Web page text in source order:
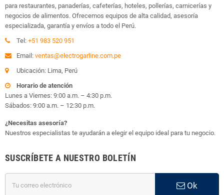
para restaurantes, panaderías, cafeterías, hoteles, pollerías, carnicerías y
negocios de alimentos. Ofrecemos equipos de alta calidad, asesoría
especializada, garantía y envíos a todo el Perú.
Tel: +51 983 520 951
Email: ventas@electrogarline.com.pe
Ubicación: Lima, Perú
Horario de atención
Lunes a Viernes: 9:00 a.m. – 4:30 p.m.
Sábados: 9:00 a.m. – 12:30 p.m.
¿Necesitas asesoría?
Nuestros especialistas te ayudarán a elegir el equipo ideal para tu negocio.
SUSCRÍBETE A NUESTRO BOLETÍN
Ok